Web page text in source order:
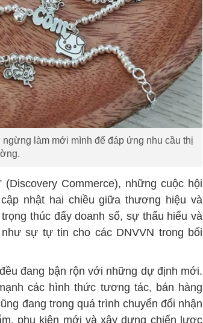
làm mới mình để đáp ứng nhu cầu thị
Commerce), những cuộc hội
nhật hai chiều giữa thương hiệu và
thúc đẩy doanh số, sự thấu hiểu và
sự tự tin cho các DNVVN trong bối
đang bận rộn với những dự định mới.
các hình thức tương tác, bán hàng
đang trong quá trình chuyển đổi nhận
phụ kiện mới và xây dựng chiến lược